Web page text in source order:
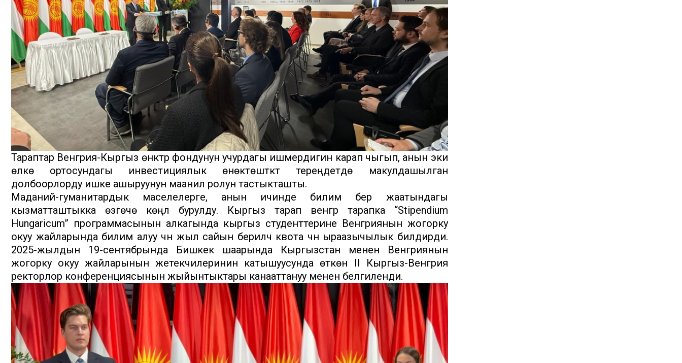
Тараптар Венгрия-Кыргыз өнүктүрүү фондунун учурдагы ишмердигин карап чыгып, анын эки
өлкө ортосундагы инвестициялык өнөктөштүктү тереңдетүүдө макулдашылган
долбоорлорду ишке ашыруунун маанилүү ролун тастыкташты.
Маданий-гуманитардык маселелерге, анын ичинде билим берүү жаатындагы
кызматташтыкка өзгөчө көңүл бурулду. Кыргыз тарап венгр тарапка “Stipendium
Hungaricum” программасынын алкагында кыргыз студенттерине Венгриянын жогорку
окуу жайларында билим алуу үчүн жыл сайын берилүүчү квота үчүн ыраазычылык билдирди.
2025-жылдын 19-сентябрында Бишкек шаарында Кыргызстан менен Венгриянын
жогорку окуу жайларынын жетекчилеринин катышуусунда өткөн II Кыргыз-Венгрия
ректорлор конференциясынын жыйынтыктары канааттануу менен белгиленди.